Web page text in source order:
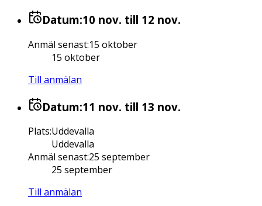
Datum:10 nov. till 12 nov.
Anmäl senast:15 oktober
15 oktober
Till anmälan
Datum:11 nov. till 13 nov.
Plats:Uddevalla
Uddevalla
Anmäl senast:25 september
25 september
Till anmälan